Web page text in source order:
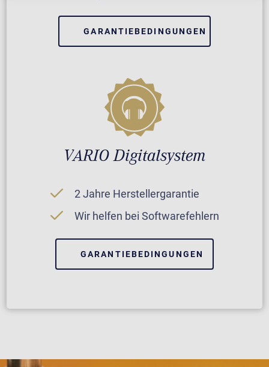
GARANTIEBEDINGUNGEN
VARIO Digitalsystem
2 Jahre Herstellergarantie
Wir helfen bei Softwarefehlern
GARANTIEBEDINGUNGEN